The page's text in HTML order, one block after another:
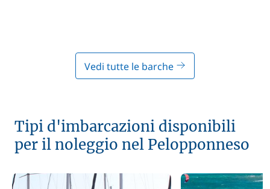
Vedi tutte le barche
Tipi d'imbarcazioni disponibili
per il noleggio nel Pelopponneso